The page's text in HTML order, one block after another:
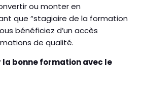
ou monter en
que “stagiaire de la formation
bénéficiez d’un accès
de qualité.
la bonne formation avec le